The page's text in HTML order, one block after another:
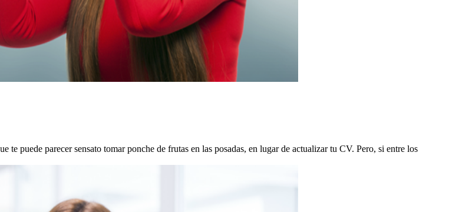
puede parecer sensato tomar ponche de frutas en las posadas, en lugar de actualizar tu CV. Pero, si entre los